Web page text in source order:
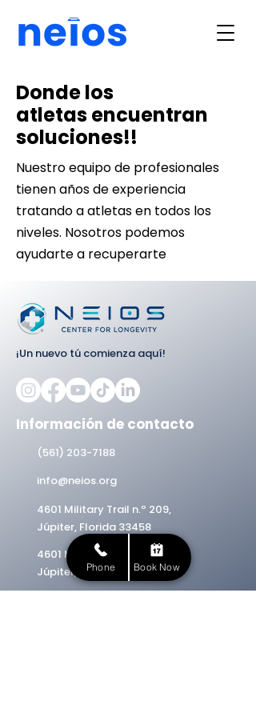
Donde los
atletas encuentran
soluciones!!
Nuestro equipo de profesionales
tienen años de experiencia
tratando a atletas en todos los
niveles. Nosotros podemos
ayudarte a recuperarte
¡Un nuevo tú comienza aquí!
Información de contacto
(561) 203-7188
info@neios.org
4601 Military Trail n.º 209,
Júpiter, Florida 33458
4601 Military Trail n.º 209,
Júpiter, Florida 33458
Phone Book Now